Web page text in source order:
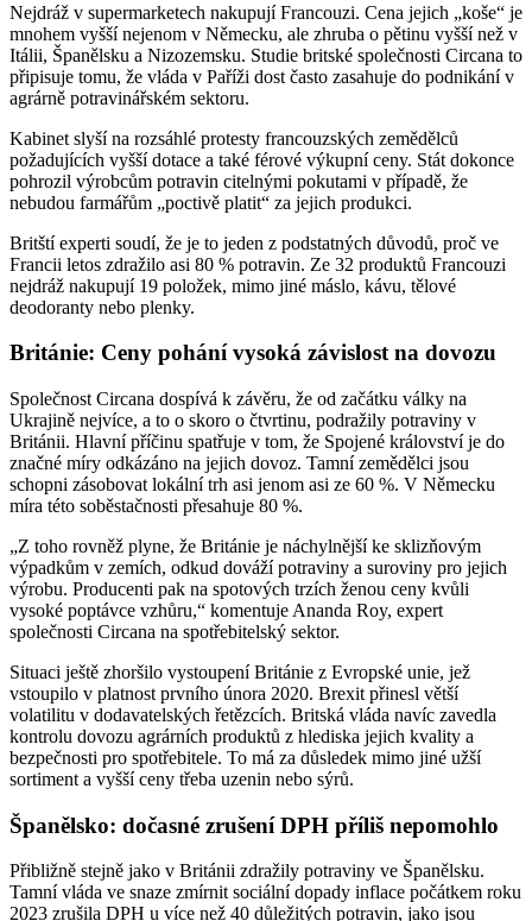
Nejdráž v supermarketech nakupují Francouzi. Cena jejich „koše“ je
mnohem vyšší nejenom v Německu, ale zhruba o pětinu vyšší než v
Itálii, Španělsku a Nizozemsku. Studie britské společnosti Circana to
připisuje tomu, že vláda v Paříži dost často zasahuje do podnikání v
agrárně potravinářském sektoru.
Kabinet slyší na rozsáhlé protesty francouzských zemědělců
požadujících vyšší dotace a také férové výkupní ceny. Stát dokonce
pohrozil výrobcům potravin citelnými pokutami v případě, že
nebudou farmářům „poctivě platit“ za jejich produkci.
Britští experti soudí, že je to jeden z podstatných důvodů, proč ve
Francii letos zdražilo asi 80 % potravin. Ze 32 produktů Francouzi
nejdráž nakupují 19 položek, mimo jiné máslo, kávu, tělové
deodoranty nebo plenky.
Británie: Ceny pohání vysoká závislost na dovozu
Společnost Circana dospívá k závěru, že od začátku války na
Ukrajině nejvíce, a to o skoro o čtvrtinu, podražily potraviny v
Británii. Hlavní příčinu spatřuje v tom, že Spojené království je do
značné míry odkázáno na jejich dovoz. Tamní zemědělci jsou
schopni zásobovat lokální trh asi jenom asi ze 60 %. V Německu
míra této soběstačnosti přesahuje 80 %.
„Z toho rovněž plyne, že Británie je náchylnější ke sklizňovým
výpadkům v zemích, odkud dováží potraviny a suroviny pro jejich
výrobu. Producenti pak na spotových trzích ženou ceny kvůli
vysoké poptávce vzhůru,“ komentuje Ananda Roy, expert
společnosti Circana na spotřebitelský sektor.
Situaci ještě zhoršilo vystoupení Británie z Evropské unie, jež
vstoupilo v platnost prvního února 2020. Brexit přinesl větší
volatilitu v dodavatelských řetězcích. Britská vláda navíc zavedla
kontrolu dovozu agrárních produktů z hlediska jejich kvality a
bezpečnosti pro spotřebitele. To má za důsledek mimo jiné užší
sortiment a vyšší ceny třeba uzenin nebo sýrů.
Španělsko: dočasné zrušení DPH příliš nepomohlo
Přibližně stejně jako v Británii zdražily potraviny ve Španělsku.
Tamní vláda ve snaze zmírnit sociální dopady inflace počátkem roku
2023 zrušila DPH u více než 40 důležitých potravin, jako jsou